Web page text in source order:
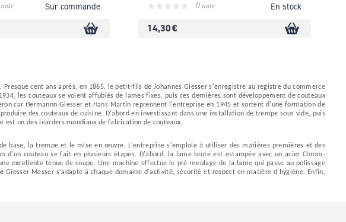
cent ans après, en 1865, le petit-fils de Johannes Giesser s'enregistre au registre du commerce
les couteaux se voient affublés de lames fixes, puis ces dernières sont développement de couteaux
car Hermannn Giesser et Hans Martin reprennent l'entreprise en 1945 et sortent d'une formation de
des couteaux de cuisine. D'abord en investissant dans une installation de trempe sous vide, puis
un des learders mondiaux de fabrication de couteaux.
base, la trempe et le mise en œuvre. L'entreprise s'emploie à utiliser des matières premières et des
couteau se fait en plusieurs étapes. D'abord, la lame brute est estampée avec un acier Chrom-
excellente tenue de coupe. Une machine effectue le pré-meulage de la lame qui passe au polissage
Giesser Messer s'adapte à chaque domaine d'activité, sécurité et respect en matière d'hygiène. Enfin,
Sur commande 0 note En stock
14,30 €